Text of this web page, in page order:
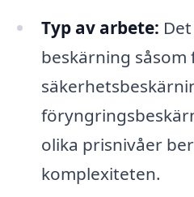
Typ av arbete:
beskärning
olika prisnivåer
komplexiteten.